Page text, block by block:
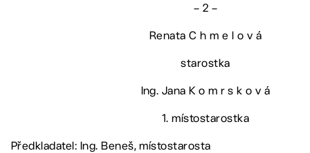
– 2 –
Renata C h m e l o v á
starostka
Ing. Jana K o m r s k o v á
1. místostarostka
Předkladatel: Ing. Beneš, místostarosta